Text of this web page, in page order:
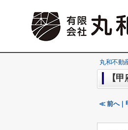
丸和不動
【
≪ 前へ｜